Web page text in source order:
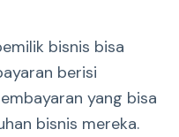
bisnis bisa
berisi
yang bisa
bisnis mereka.